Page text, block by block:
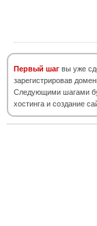
Первый шаг вы уже
зарегистрировав
Следующими шагами
хостинга и создание